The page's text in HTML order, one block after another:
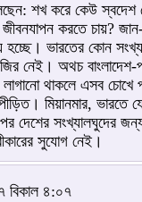
শখ করে কেউ স্বদেশ
করতে চায়? জান-
হচ্ছে। ভারতের কোন
নেই। অথচ
লাগানো থাকলে এসব চোখে
মিয়ানমার, ভারতে
দেশের সংখ্যালঘুদের
সুযোগ নেই।
বিকাল ৪:০৭